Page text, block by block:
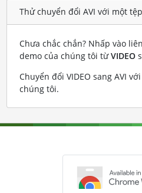
Thử chuyển đổi AVI với một
Chưa chắc chắn? Nhấp vào
demo của chúng tôi từVIDEO
Chuyển đổi VIDEO sang AVI
chúng tôi.